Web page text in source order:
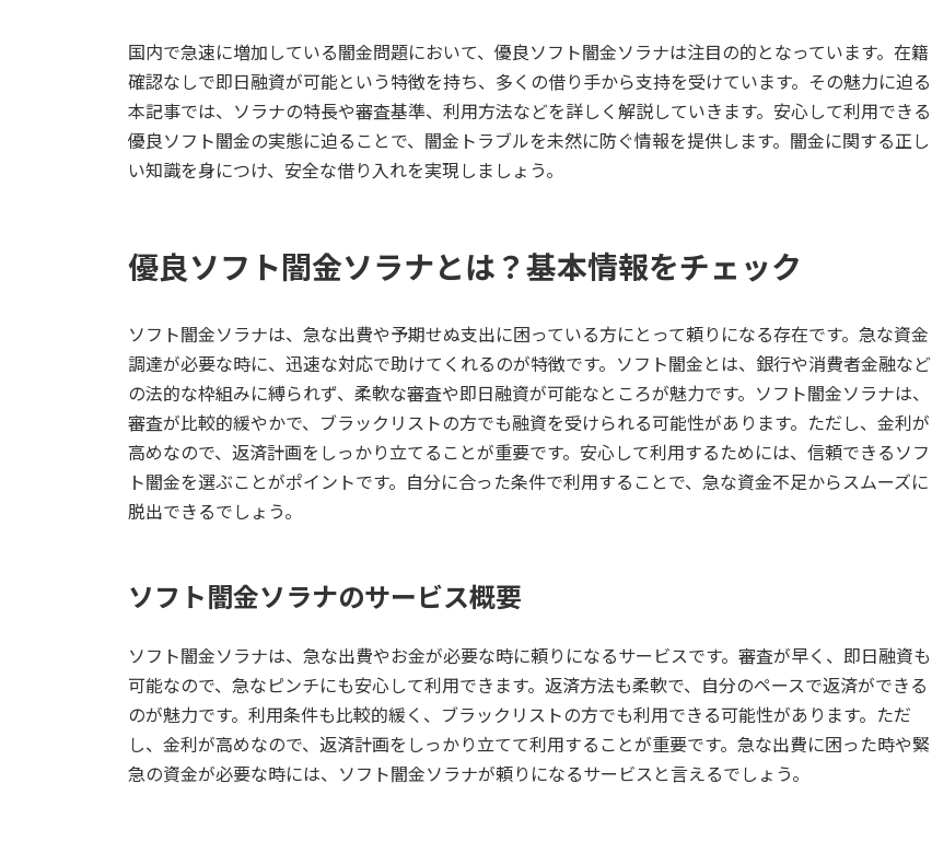
新
日
時
:
国内で急速に増加している闇金問題において、優良ソフト闇金ソラナは注目の的となっています。在籍
確認なしで即日融資が可能という特徴を持ち、多くの借り手から支持を受けています。その魅力に迫る
本記事では、ソラナの特長や審査基準、利用方法などを詳しく解説していきます。安心して利用できる
優良ソフト闇金の実態に迫ることで、闇金トラブルを未然に防ぐ情報を提供します。闇金に関する正し
い知識を身につけ、安全な借り入れを実現しましょう。
優良ソフト闇金ソラナとは？基本情報をチェック
ソフト闇金ソラナは、急な出費や予期せぬ支出に困っている方にとって頼りになる存在です。急な資金
調達が必要な時に、迅速な対応で助けてくれるのが特徴です。ソフト闇金とは、銀行や消費者金融など
の法的な枠組みに縛られず、柔軟な審査や即日融資が可能なところが魅力です。ソフト闇金ソラナは、
審査が比較的緩やかで、ブラックリストの方でも融資を受けられる可能性があります。ただし、金利が
高めなので、返済計画をしっかり立てることが重要です。安心して利用するためには、信頼できるソフ
ト闇金を選ぶことがポイントです。自分に合った条件で利用することで、急な資金不足からスムーズに
脱出できるでしょう。
ソフト闇金ソラナのサービス概要
ソフト闇金ソラナは、急な出費やお金が必要な時に頼りになるサービスです。審査が早く、即日融資も
可能なので、急なピンチにも安心して利用できます。返済方法も柔軟で、自分のペースで返済ができる
のが魅力です。利用条件も比較的緩く、ブラックリストの方でも利用できる可能性があります。ただ
し、金利が高めなので、返済計画をしっかり立てて利用することが重要です。急な出費に困った時や緊
急の資金が必要な時には、ソフト闇金ソラナが頼りになるサービスと言えるでしょう。